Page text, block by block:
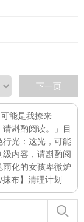
下一页
能是我撩来
斟酌阅读。」目
行光：这光，可能
内容，请斟酌阅
雨化的女孩卑微炉
布】 清理计划